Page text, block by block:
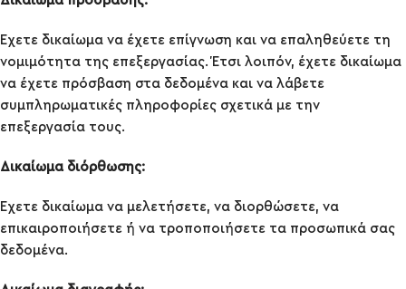
Έχετε δικαίωμα να έχετε επίγνωση και να επαληθεύετε τη
νομιμότητα της επεξεργασίας. Έτσι λοιπόν, έχετε δικαίωμα
να έχετε πρόσβαση στα δεδομένα και να λάβετε
συμπληρωματικές πληροφορίες σχετικά με την
επεξεργασία τους.
Δικαίωμα διόρθωσης:
Έχετε δικαίωμα να μελετήσετε, να διορθώσετε, να
επικαιροποιήσετε ή να τροποποιήσετε τα προσωπικά σας
δεδομένα.